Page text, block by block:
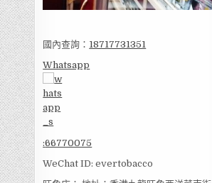
國內查詢： 18717731351
Whatsapp
:66770075
WeChat ID: evertobacco